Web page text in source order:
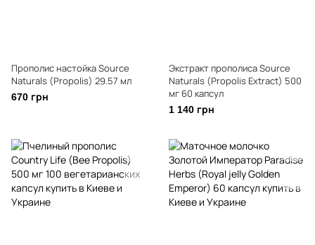
Прополис настойка Source
Naturals (Propolis) 29.57 мл
670 грн
Экстракт прополиса Source
Naturals (Propolis Extract) 500
мг 60 капсул
1 140 грн